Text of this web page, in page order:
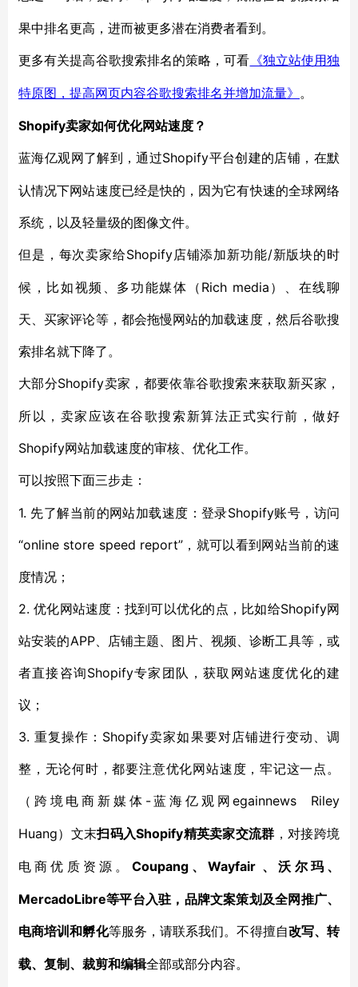
果中排名更高，进而被更多潜在消费者看到。
更多有关提高谷歌搜索排名的策略，可看 《独立站使用独
特原图，提高网页内容谷歌搜索排名并增加流量》 。
Shopify卖家如何优化网站速度？
蓝海亿观网了解到，通过Shopify平台创建的店铺，在默
认情况下网站速度已经是快的，因为它有快速的全球网络
系统，以及轻量级的图像文件。
但是，每次卖家给Shopify店铺添加新功能/新版块的时
候，比如视频、多功能媒体（Rich media）、在线聊
天、买家评论等，都会拖慢网站的加载速度，然后谷歌搜
索排名就下降了。
大部分Shopify卖家，都要依靠谷歌搜索来获取新买家，
所以，卖家应该在谷歌搜索新算法正式实行前，做好
Shopify网站加载速度的审核、优化工作。
可以按照下面三步走：
1. 先了解当前的网站加载速度：登录Shopify账号，访问
“online store speed report”，就可以看到网站当前的速
度情况；
2. 优化网站速度：找到可以优化的点，比如给Shopify网
站安装的APP、店铺主题、图片、视频、诊断工具等，或
者直接咨询Shopify专家团队，获取网站速度优化的建
议；
3. 重复操作：Shopify卖家如果要对店铺进行变动、调
整，无论何时，都要注意优化网站速度，牢记这一点。
（跨境电商新媒体 -蓝海亿观网egainnews Riley
Huang）文末扫码入Shopify精英卖家交流群 ，对接跨境
电商优质资源。 Coupang、Wayfair 、沃尔玛、
MercadoLibre等平台入驻，品牌文案策划及全网推广、
电商培训和孵化等服务， 请联系我们。不得擅自改写、转
载、复制、裁剪和编辑全部或部分内容。